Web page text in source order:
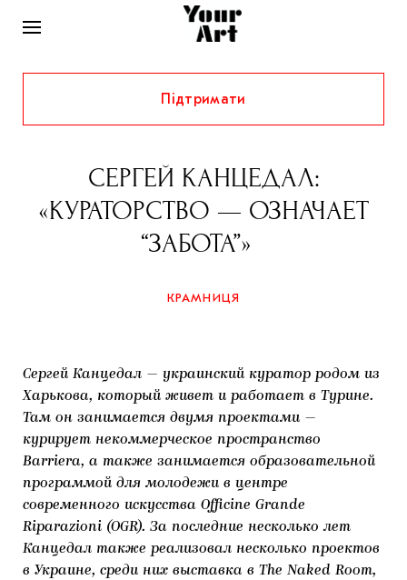
НОВИНИ
ІНТЕРВ’Ю
ХУДОЖНИКИ
КУРАТОРИ
РІДНИЙ КРАЙ
ФЕСТИВАЛІ
КОЛЕКЦІЇ
ГАЛЕРЕЇ
АРТЦЕНТРИ
СТАТТІ
КОНСПЕКТИ
КНИЖКИ І ЖУРНАЛИ
ЗАПАЛЕННЯ
ЯК ПІДТРИМУВАТИ УКРАЇНСЬКЕ МИСТЕЦТВО
МАРІУПОЛЬСЬКІ МАРГІНАЛІЇ
CARPATHIAN CULT ПРО РІЗДВЯНІ СВЯТА
КРАМНИЦЯ
Підтримати
СЕРГЕЙ КАНЦЕДАЛ:
«КУРАТОРСТВО — ОЗНАЧАЕТ
“ЗАБОТА”»
КРАМНИЦЯ
Сергей Канцедал — украинский куратор родом из
Харькова, который живет и работает в Турине.
Там он занимается двумя проектами —
курирует некоммерческое пространство
Barriera, а также занимается образовательной
программой для молодежи в центре
современного искусства Officine Grande
Riparazioni (OGR). За последние несколько лет
Канцедал также реализовал несколько проектов
в Украине, среди них выставка в The Naked Room,